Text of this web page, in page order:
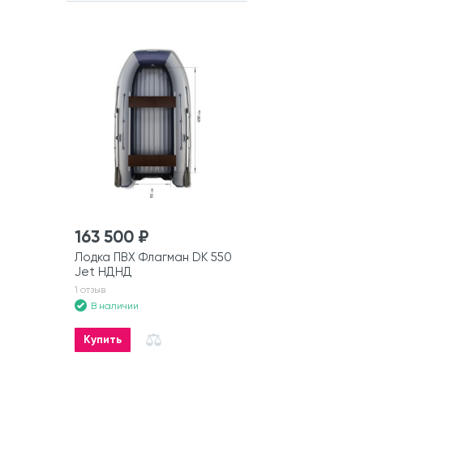
163 500 ₽
Лодка ПВХ Флагман DK 550
Jet НДНД
1 отзыв
В наличии
Купить